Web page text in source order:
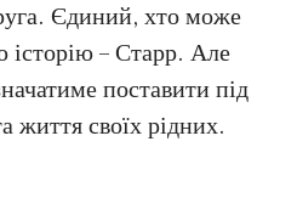
Єдиний, хто може
історію – Старр. Але
поставити під
життя своїх рідних.